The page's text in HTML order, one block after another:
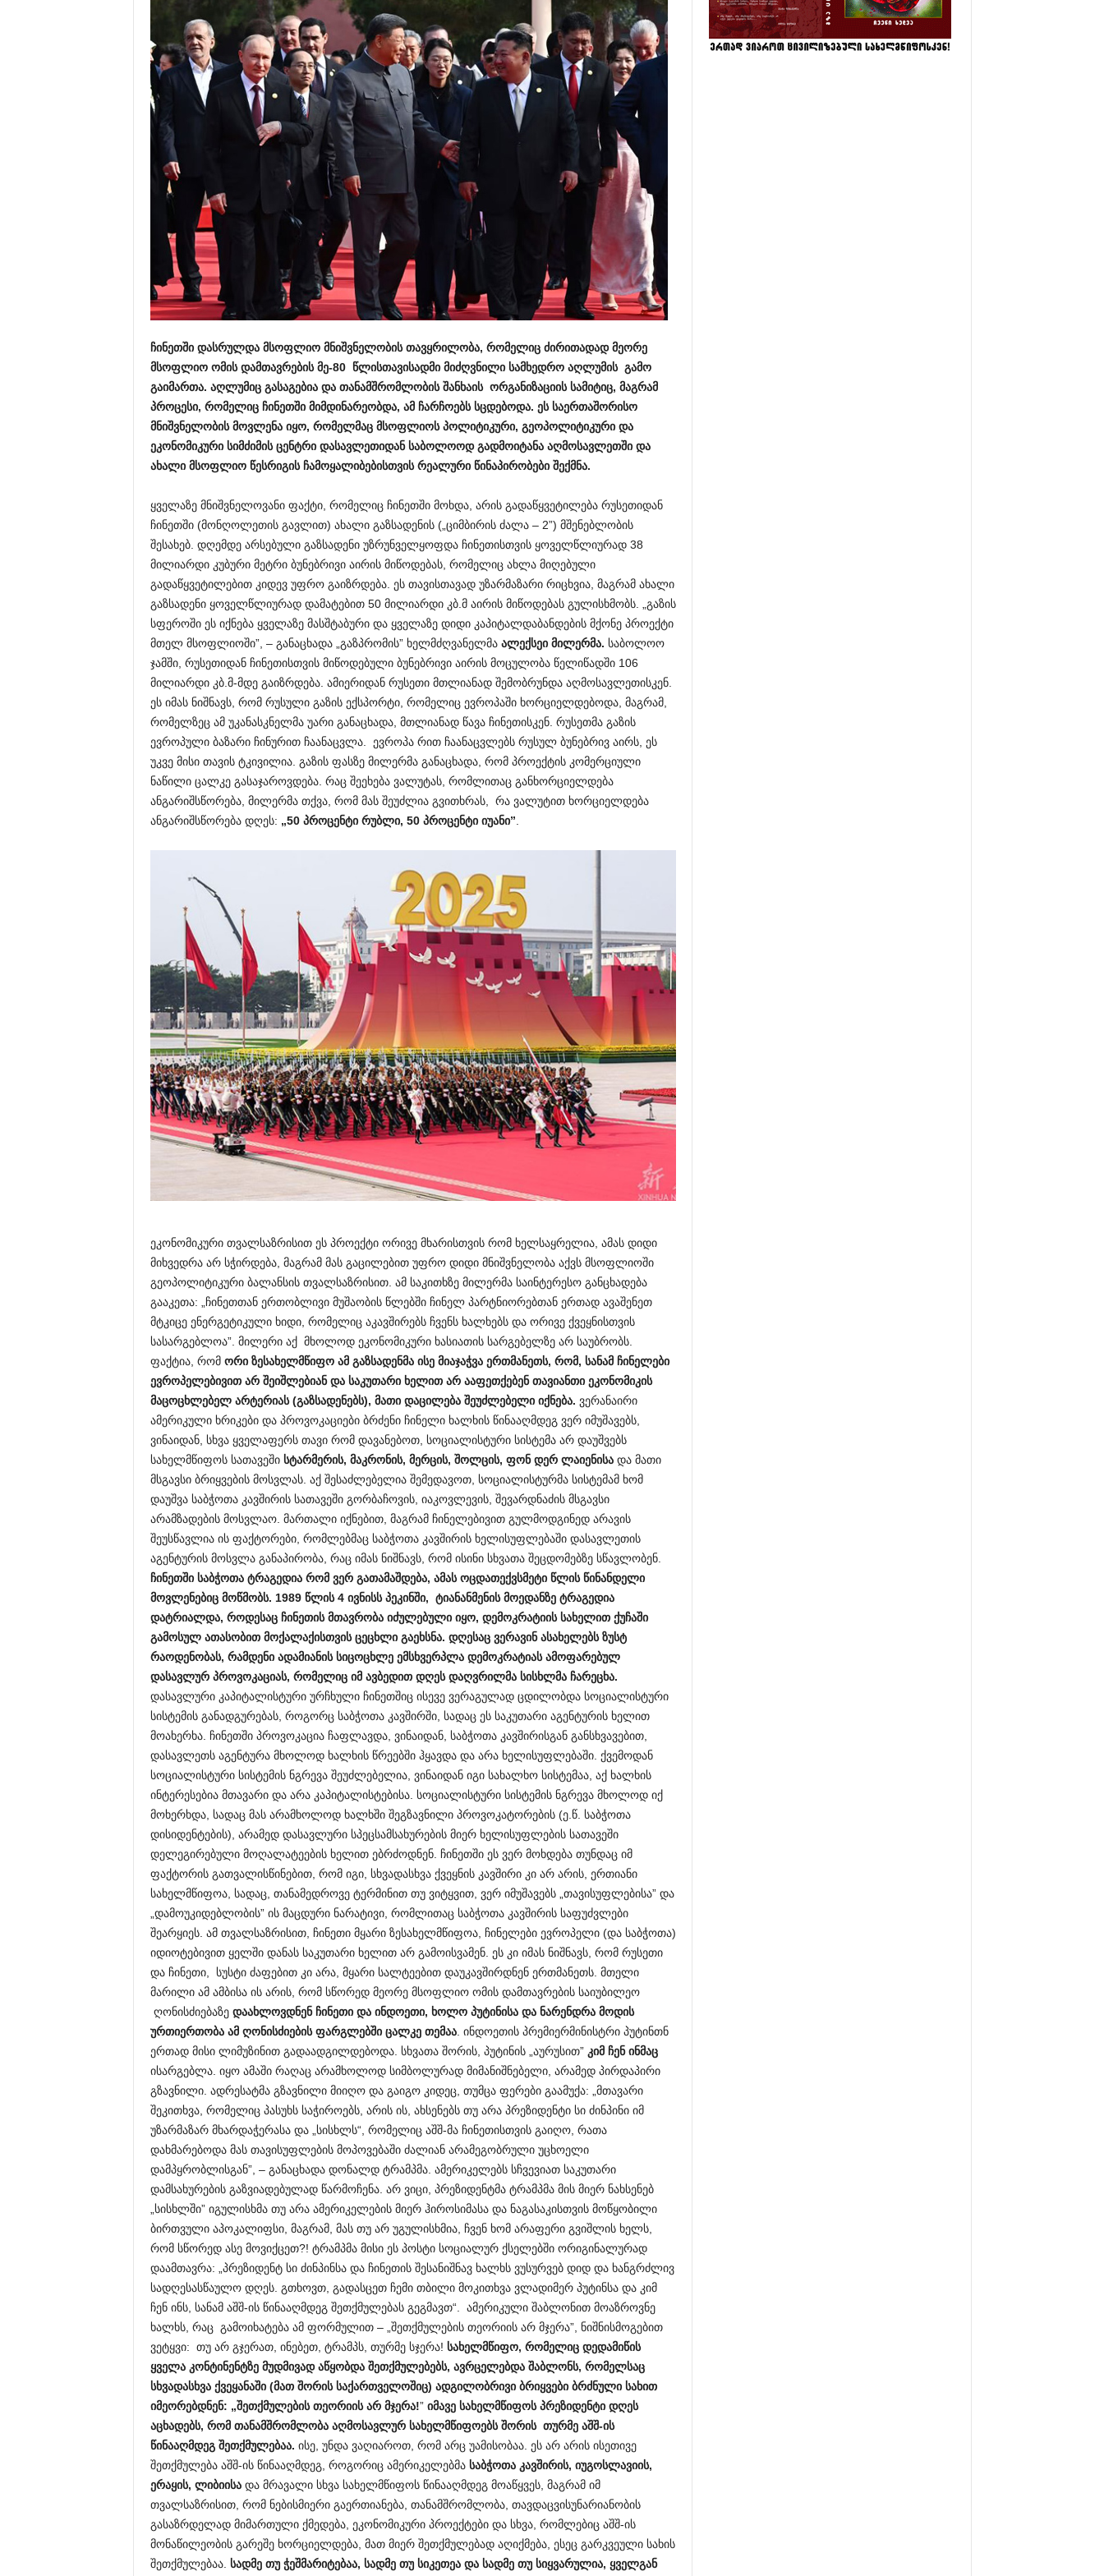
ჩინეთში დასრულდა მსოფლიო მნიშვნელობის თავყრილობა, რომელიც ძირითადად მეორე
მსოფლიო ომის დამთავრების მე-80 წლისთავისადმი მიძღვნილი სამხედრო აღლუმის გამო
გაიმართა. აღლუმიც გასაგებია და თანამშრომლობის შანხაის ორგანიზაციის სამიტიც, მაგრამ
პროცესი, რომელიც ჩინეთში მიმდინარეობდა, ამ ჩარჩოებს სცდებოდა. ეს საერთაშორისო
მნიშვნელობის მოვლენა იყო, რომელმაც მსოფლიოს პოლიტიკური, გეოპოლიტიკური და
ეკონომიკური სიმძიმის ცენტრი დასავლეთიდან საბოლოოდ გადმოიტანა აღმოსავლეთში და
ახალი მსოფლიო წესრიგის ჩამოყალიბებისთვის რეალური წინაპირობები შექმნა.
ყველაზე მნიშვნელოვანი ფაქტი, რომელიც ჩინეთში მოხდა, არის გადაწყვეტილება რუსეთიდან
ჩინეთში (მონღოლეთის გავლით) ახალი გაზსადენის („ციმბირის ძალა – 2”) მშენებლობის
შესახებ. დღემდე არსებული გაზსადენი უზრუნველყოფდა ჩინეთისთვის ყოველწლიურად 38
მილიარდი კუბური მეტრი ბუნებრივი აირის მიწოდებას, რომელიც ახლა მიღებული
გადაწყვეტილებით კიდევ უფრო გაიზრდება. ეს თავისთავად უზარმაზარი რიცხვია, მაგრამ ახალი
გაზსადენი ყოველწლიურად დამატებით 50 მილიარდი კბ.მ აირის მიწოდებას გულისხმობს. „გაზის
სფეროში ეს იქნება ყველაზე მასშტაბური და ყველაზე დიდი კაპიტალდაბანდების მქონე პროექტი
მთელ მსოფლიოში”, – განაცხადა „გაზპრომის” ხელმძღვანელმა ალექსეი მილერმა. საბოლოო
ჯამში, რუსეთიდან ჩინეთისთვის მიწოდებული ბუნებრივი აირის მოცულობა წელიწადში 106
მილიარდი კბ.მ-მდე გაიზრდება. ამიერიდან რუსეთი მთლიანად შემობრუნდა აღმოსავლეთისკენ.
ეს იმას ნიშნავს, რომ რუსული გაზის ექსპორტი, რომელიც ევროპაში ხორციელდებოდა, მაგრამ,
რომელზეც ამ უკანასკნელმა უარი განაცხადა, მთლიანად წავა ჩინეთისკენ. რუსეთმა გაზის
ევროპული ბაზარი ჩინურით ჩაანაცვლა. ევროპა რით ჩაანაცვლებს რუსულ ბუნებრივ აირს, ეს
უკვე მისი თავის ტკივილია. გაზის ფასზე მილერმა განაცხადა, რომ პროექტის კომერციული
ნაწილი ცალკე გასაჯაროვდება. რაც შეეხება ვალუტას, რომლითაც განხორციელდება
ანგარიშსწორება, მილერმა თქვა, რომ მას შეუძლია გვითხრას, რა ვალუტით ხორციელდება
ანგარიშსწორება დღეს: „50 პროცენტი რუბლი, 50 პროცენტი იუანი”
ეკონომიკური თვალსაზრისით ეს პროექტი ორივე მხარისთვის რომ ხელსაყრელია, ამას დიდი
მიხვედრა არ სჭირდება, მაგრამ მას გაცილებით უფრო დიდი მნიშვნელობა აქვს მსოფლიოში
გეოპოლიტიკური ბალანსის თვალსაზრისით. ამ საკითხზე მილერმა საინტერესო განცხადება
გააკეთა: „ჩინეთთან ერთობლივი მუშაობის წლებში ჩინელ პარტნიორებთან ერთად ავაშენეთ
მტკიცე ენერგეტიკული ხიდი, რომელიც აკავშირებს ჩვენს ხალხებს და ორივე ქვეყნისთვის
სასარგებლოა”. მილერი აქ მხოლოდ ეკონომიკური ხასიათის სარგებელზე არ საუბრობს.
ფაქტია, რომ ორი ზესახელმწიფო ამ გაზსადენმა ისე მიაჯაჭვა ერთმანეთს, რომ, სანამ ჩინელები
ევროპელებივით არ შეიშლებიან და საკუთარი ხელით არ ააფეთქებენ თავიანთი ეკონომიკის
მაცოცხლებელ არტერიას (გაზსადენებს), მათი დაცილება შეუძლებელი იქნება. ვერანაირი
ამერიკული ხრიკები და პროვოკაციები ბრძენი ჩინელი ხალხის წინააღმდეგ ვერ იმუშავებს,
ვინაიდან, სხვა ყველაფერს თავი რომ დავანებოთ, სოციალისტური სისტემა არ დაუშვებს
სახელმწიფოს სათავეშისტარმერის, მაკრონის, მერცის, შოლცის, ფონ დერ ლაიენისადა მათი
მსგავსი ბრიყვების მოსვლას. აქ შესაძლებელია შემედავოთ, სოციალისტურმა სისტემამ ხომ
დაუშვა საბჭოთა კავშირის სათავეში გორბაჩოვის, იაკოვლევის, შევარდნაძის მსგავსი
არამზადების მოსვლაო. მართალი იქნებით, მაგრამ ჩინელებივით გულმოდგინედ არავის
შეუსწავლია ის ფაქტორები, რომლებმაც საბჭოთა კავშირის ხელისუფლებაში დასავლეთის
აგენტურის მოსვლა განაპირობა, რაც იმას ნიშნავს, რომ ისინი სხვათა შეცდომებზე სწავლობენ.
ჩინეთში საბჭოთა ტრაგედია რომ ვერ გათამაშდება, ამას ოცდათექვსმეტი წლის წინანდელი
მოვლენებიც მოწმობს. 1989 წლის 4 ივნისს პეკინში, ტიანანმენის მოედანზე ტრაგედია
დატრიალდა, როდესაც ჩინეთის მთავრობა იძულებული იყო, დემოკრატიის სახელით ქუჩაში
გამოსულ ათასობით მოქალაქისთვის ცეცხლი გაეხსნა. დღესაც ვერავინ ასახელებს ზუსტ
რაოდენობას, რამდენი ადამიანის სიცოცხლე ემსხვერპლა დემოკრატიას ამოფარებულ
დასავლურ პროვოკაციას, რომელიც იმ ავბედით დღეს დაღვრილმა სისხლმა ჩარეცხა.
დასავლური კაპიტალისტური ურჩხული ჩინეთშიც ისევე ვერაგულად ცდილობდა სოციალისტური
სისტემის განადგურებას, როგორც საბჭოთა კავშირში, სადაც ეს საკუთარი აგენტურის ხელით
მოახერხა. ჩინეთში პროვოკაცია ჩაფლავდა, ვინაიდან, საბჭოთა კავშირისგან განსხვავებით,
დასავლეთს აგენტურა მხოლოდ ხალხის წრეებში ჰყავდა და არა ხელისუფლებაში. ქვემოდან
სოციალისტური სისტემის ნგრევა შეუძლებელია, ვინაიდან იგი სახალხო სისტემაა, აქ ხალხის
ინტერესებია მთავარი და არა კაპიტალისტებისა. სოციალისტური სისტემის ნგრევა მხოლოდ იქ
მოხერხდა, სადაც მას არამხოლოდ ხალხში შეგზავნილი პროვოკატორების (ე.წ. საბჭოთა
დისიდენტების), არამედ დასავლური სპეცსამსახურების მიერ ხელისუფლების სათავეში
დელეგირებული მოღალატეების ხელით ებრძოდნენ. ჩინეთში ეს ვერ მოხდება თუნდაც იმ
ფაქტორის გათვალისწინებით, რომ იგი, სხვადასხვა ქვეყნის კავშირი კი არ არის, ერთიანი
სახელმწიფოა, სადაც, თანამედროვე ტერმინით თუ ვიტყვით, ვერ იმუშავებს „თავისუფლებისა” და
„დამოუკიდებლობის” ის მაცდური ნარატივი, რომლითაც საბჭოთა კავშირის საფუძვლები
შეარყიეს. ამ თვალსაზრისით, ჩინეთი მყარი ზესახელმწიფოა, ჩინელები ევროპელი (და საბჭოთა)
იდიოტებივით ყელში დანას საკუთარი ხელით არ გამოისვამენ. ეს კი იმას ნიშნავს, რომ რუსეთი
და ჩინეთი, სუსტი ძაფებით კი არა, მყარი სალტეებით დაუკავშირდნენ ერთმანეთს. მთელი
მარილი ამ ამბისა ის არის, რომ სწორედ მეორე მსოფლიო ომის დამთავრების საიუბილეო
ღონისძიებაზე დაახლოვდნენ ჩინეთი და ინდოეთი, ხოლო პუტინისა და ნარენდრა მოდის
ურთიერთობა ამ ღონისძიების ფარგლებში ცალკე თემაა. ინდოეთის პრემიერმინისტრი პუტინთნ
ერთად მისი ლიმუზინით გადაადგილდებოდა. სხვათა შორის, პუტინის „აურუსით” კიმ ჩენ ინმაც
ისარგებლა. იყო ამაში რაღაც არამხოლოდ სიმბოლურად მიმანიშნებელი, არამედ პირდაპირი
გზავნილი. ადრესატმა გზავნილი მიიღო და გაიგო კიდეც, თუმცა ფერები გაამუქა: „მთავარი
შეკითხვა, რომელიც პასუხს საჭიროებს, არის ის, ახსენებს თუ არა პრეზიდენტი სი ძინპინი იმ
უზარმაზარ მხარდაჭერასა და „სისხლს“, რომელიც აშშ-მა ჩინეთისთვის გაიღო, რათა
დახმარებოდა მას თავისუფლების მოპოვებაში ძალიან არამეგობრული უცხოელი
დამპყრობლისგან”, – განაცხადა დონალდ ტრამპმა. ამერიკელებს სჩვევიათ საკუთარი
დამსახურების გაზვიადებულად წარმოჩენა. არ ვიცი, პრეზიდენტმა ტრამპმა მის მიერ ნახსენებ
„სისხლში” იგულისხმა თუ არა ამერიკელების მიერ ჰიროსიმასა და ნაგასაკისთვის მოწყობილი
ბირთვული აპოკალიფსი, მაგრამ, მას თუ არ უგულისხმია, ჩვენ ხომ არაფერი გვიშლის ხელს,
რომ სწორედ ასე მოვიქცეთ?! ტრამპმა მისი ეს პოსტი სოციალურ ქსელებში ორიგინალურად
დაამთავრა: „პრეზიდენტ სი ძინპინსა და ჩინეთის შესანიშნავ ხალხს ვუსურვებ დიდ და ხანგრძლივ
სადღესასწაულო დღეს. გთხოვთ, გადასცეთ ჩემი თბილი მოკითხვა ვლადიმერ პუტინსა და კიმ
ჩენ ინს, სანამ აშშ-ის წინააღმდეგ შეთქმულებას გეგმავთ“. ამერიკული შაბლონით მოაზროვნე
ხალხს, რაც გამოიხატება ამ ფორმულით – „შეთქმულების თეორიის არ მჯერა”, ნიშნისმოგებით
ვეტყვი: თუ არ გჯერათ, ინებეთ, ტრამპს, თურმე სჯერა! სახელმწიფო, რომელიც დედამიწის
ყველა კონტინენტზე მუდმივად აწყობდა შეთქმულებებს, ავრცელებდა შაბლონს, რომელსაც
სხვადასხვა ქვეყანაში (მათ შორის საქართველოშიც) ადგილობრივი ბრიყვები ბრძნული სახით
იმეორებდნენ: „შეთქმულების თეორიის არ მჯერა!” იმავე სახელმწიფოს პრეზიდენტი დღეს
აცხადებს, რომ თანამშრომლობა აღმოსავლურ სახელმწიფოებს შორის თურმე აშშ-ის
წინააღმდეგ შეთქმულებაა. ისე, უნდა ვაღიაროთ, რომ არც უამისობაა. ეს არ არის ისეთივე
შეთქმულება აშშ-ის წინააღმდეგ, როგორიც ამერიკელებმა საბჭოთა კავშირის, იუგოსლავიის,
ერაყის, ლიბიისადა მრავალი სხვა სახელმწიფოს წინააღმდეგ მოაწყვეს, მაგრამ იმ
თვალსაზრისით, რომ ნებისმიერი გაერთიანება, თანამშრომლობა, თავდაცვისუნარიანობის
გასაზრდელად მიმართული ქმედება, ეკონომიკური პროექტები და სხვა, რომლებიც აშშ-ის
მონაწილეობის გარეშე ხორციელდება, მათ მიერ შეთქმულებად აღიქმება, ესეც გარკვეული სახის
შეთქმულებაა. სადმე თუ ჭეშმარიტებაა, სადმე თუ სიკეთეა და სადმე თუ სიყვარულია, ყველგან